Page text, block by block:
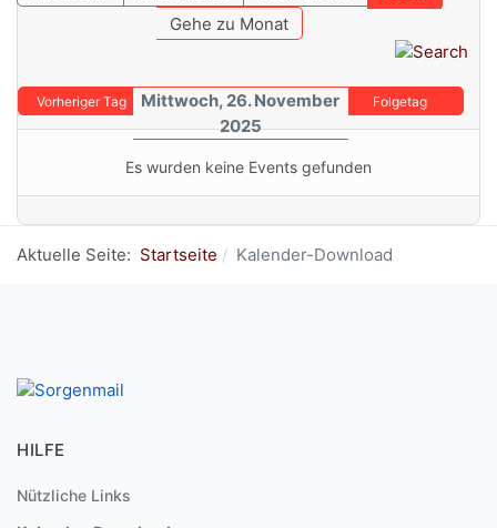
Gehe zu Monat
Vorheriger Tag
Mittwoch, 26. November
2025
Folgetag
Es wurden keine Events gefunden
Aktuelle Seite: Startseite Kalender-Download
HILFE
Nützliche Links